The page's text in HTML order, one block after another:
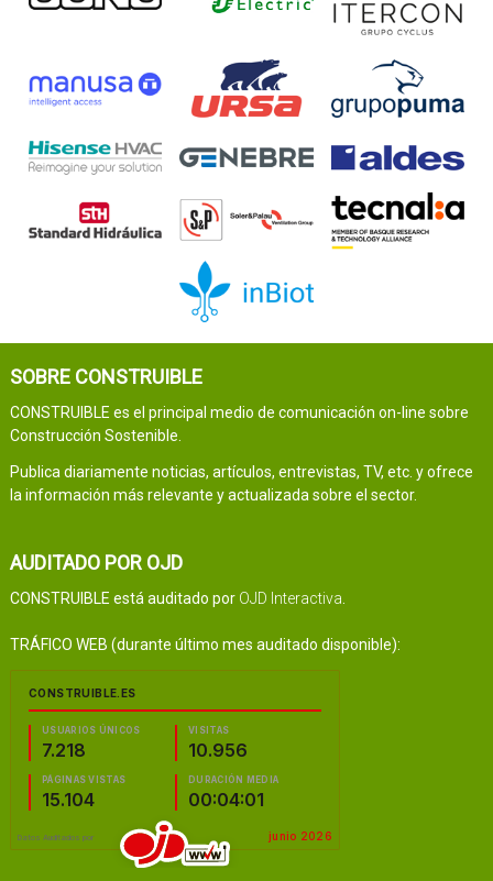
SOBRE CONSTRUIBLE
CONSTRUIBLE es el principal medio de comunicación on-line sobre
Construcción Sostenible.
Publica diariamente noticias, artículos, entrevistas, TV, etc. y ofrece
la información más relevante y actualizada sobre el sector.
AUDITADO POR OJD
CONSTRUIBLE está auditado por OJD Interactiva
TRÁFICO WEB (durante último mes auditado disponible):